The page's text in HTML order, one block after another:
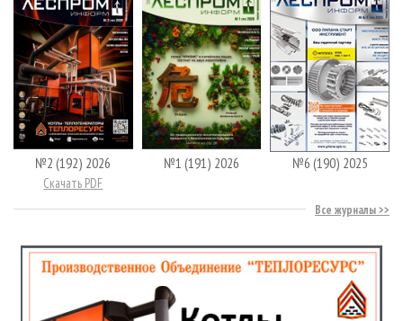
№2 (192) 2026
Скачать PDF
№1 (191) 2026 №6 (190) 2025
Все журналы